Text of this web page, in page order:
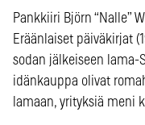
Pankkiiri Björn “Nalle”
Eräänlaiset päiväkirjat
sodan jälkeiseen lama-
idänkauppa olivat
lamaan, yrityksiä meni